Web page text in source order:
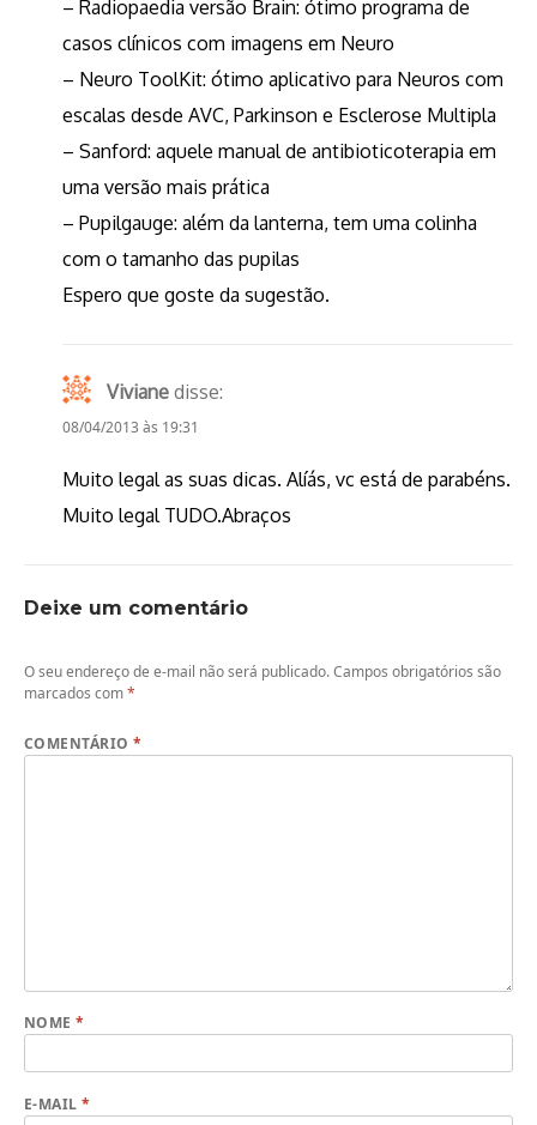
– Radiopaedia versão Brain: ótimo programa de
casos clínicos com imagens em Neuro
– Neuro ToolKit: ótimo aplicativo para Neuros com
escalas desde AVC, Parkinson e Esclerose Multipla
– Sanford: aquele manual de antibioticoterapia em
uma versão mais prática
– Pupilgauge: além da lanterna, tem uma colinha
com o tamanho das pupilas
Espero que goste da sugestão.
Viviane disse:
08/04/2013 às 19:31
Muito legal as suas dicas. Alíás, vc está de parabéns.
Muito legal TUDO.Abraços
Deixe um comentário
O seu endereço de e-mail não será publicado.Campos obrigatórios são
marcados com*
COMENTÁRIO*
NOME*
E-MAIL*